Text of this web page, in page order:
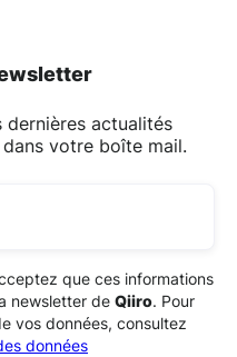
dernières actualités
votre boîte mail.
que ces informations
newsletter de Qiiro. Pour
vos données, consultez
données